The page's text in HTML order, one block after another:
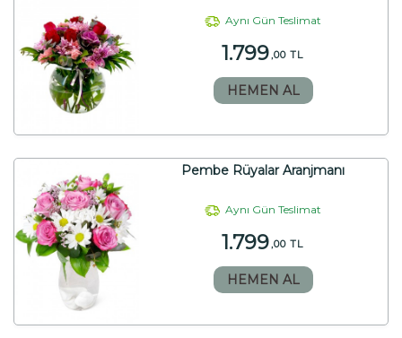
Aynı Gün Teslimat
1.799,00 TL
HEMEN AL
Pembe Rüyalar Aranjmanı
Aynı Gün Teslimat
1.799,00 TL
HEMEN AL